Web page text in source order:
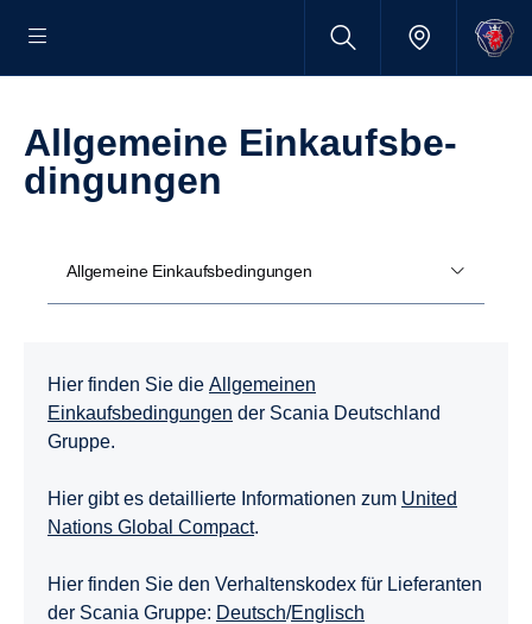
Allge­meine Einkaufs­be­
din­gungen
Allgemeine Einkaufsbedingungen
Hier finden Sie die Allgemeinen
Einkaufsbedingungen der Scania Deutschland
Gruppe.
Hier gibt es detaillierte Informationen zum United
Nations Global Compact.
Hier finden Sie den Verhaltenskodex für Lieferanten
der Scania Gruppe: Deutsch/Englisch